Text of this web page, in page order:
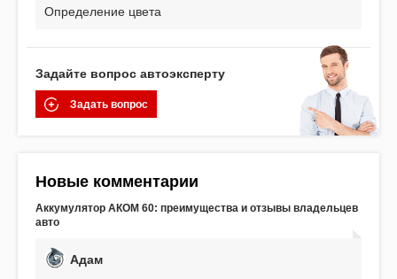
Определение цвета
Задайте вопрос автоэксперту
Задать вопрос
Новые комментарии
Аккумулятор АКОМ 60: преимущества и отзывы владельцев
авто
Адам